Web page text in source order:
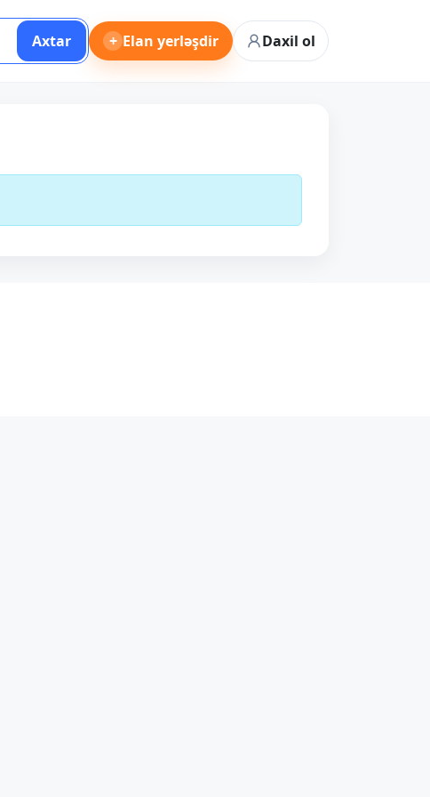
Axtar + Elan yerləşdir Daxil ol